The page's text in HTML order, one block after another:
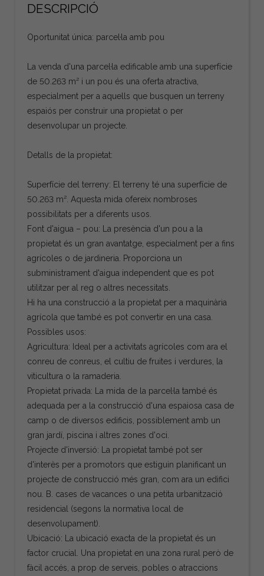
DESCRIPCIÓ
Oportunitat única: parcel·la amb pou
La venda d'una parcel·la edificable amb una superfície
de 50.263 m² i un pou és una oferta atractiva,
especialment per a aquells que busquen un terreny
espaiós per construir una propietat o per
desenvolupar un projecte.
Detalls de la propietat:
Superfície del terreny: El terreny té una superfície de
50.263 m². Aquesta mida ofereix nombroses
possibilitats per a diferents usos.
Font d'aigua – pou: La presència d'un pou a la
propietat és un gran avantatge, especialment per a fins
agrícoles o de jardineria. Proporciona un
subministrament d'aigua independent que es pot
utilitzar per al reg o altres necessitats.
Hi ha una construcció a la propietat per a maquinària
agrícola que també es pot convertir en una casa.
Possibles usos:
Agricultura: Ideal per a activitats agrícoles com ara el
conreu de conreus, el cultiu de fruites i verdures, la
viticultura o la ramaderia.
Propietat privada: La mida de la parcel·la també és
adequada per a la construcció d'una espaiosa casa de
camp o de diversos edificis, possiblement amb un
gran jardí, piscina i altres zones d'oci.
Projecte d'inversió: La propietat també pot ser
d'interès per a promotors que estiguin planificant un
projecte de construcció més gran, com ara un edifici
nou. B. cases de vacances o una petita urbanització
residencial (segons la normativa local de
desenvolupament).
Ubicació: La ubicació exacta de la propietat és un
factor crucial. Una propietat en una zona rural però de
fàcil accés, a prop de serveis, pobles o atraccions